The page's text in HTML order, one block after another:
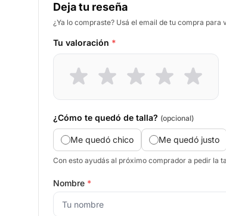
Deja tu reseña
¿Ya lo compraste? Usá el email de tu compra para
Tu valoración *
¿Cómo te quedó de talla? (opcional)
Me quedó chico Me quedó justo
Con esto ayudás al próximo comprador a pedir la
Nombre *